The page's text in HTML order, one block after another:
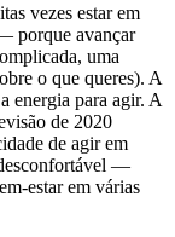
vezes estar em
porque avançar
uma
o que queres). A
energia para agir. A
de 2020
de agir em
—
estar em várias